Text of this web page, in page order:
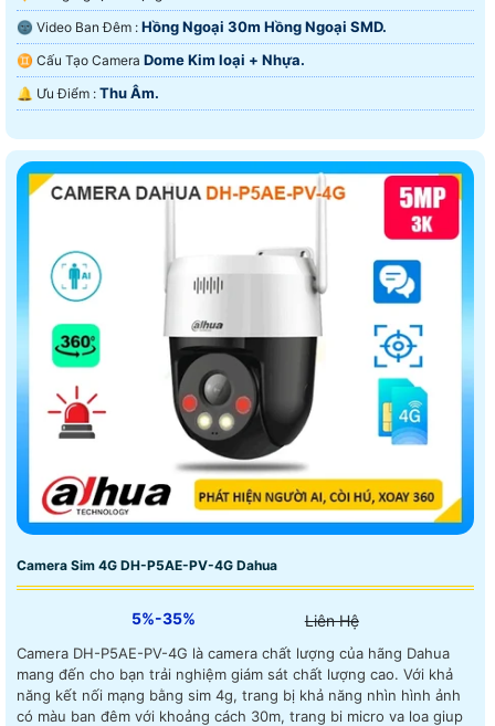
🌚 Video Ban Đêm : Hồng Ngoại 30m Hồng Ngoại SMD.
♊ Cấu Tạo Camera Dome Kim loại + Nhựa.
️🔔 Ưu Điểm : Thu Âm.
Camera Sim 4G DH-P5AE-PV-4G Dahua
5%-35% Liên Hệ
Camera DH-P5AE-PV-4G là camera chất lượng của hãng Dahua
mang đến cho bạn trải nghiệm giám sát chất lượng cao. Với khả
năng kết nối mạng bằng sim 4g, trang bị khả năng nhìn hình ảnh
có màu ban đêm với khoảng cách 30m, trang bi micro va loa giup